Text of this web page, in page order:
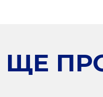
ЩЕ